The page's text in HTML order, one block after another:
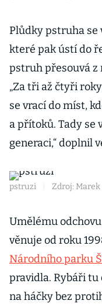
Plůdky pstruha se
které pak ústí do
pstruh přesouvá z
„Za tři až čtyři
se vrací do míst,
a přítoků. Tady se
generaci,“ doplnil
pstruzi Zdroj:
Umělému
věnuje od roku
Národního parku
pravidla. Rybáři tu
na háčky bez